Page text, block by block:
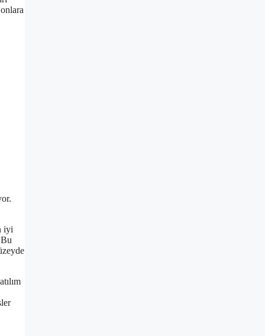
iyi